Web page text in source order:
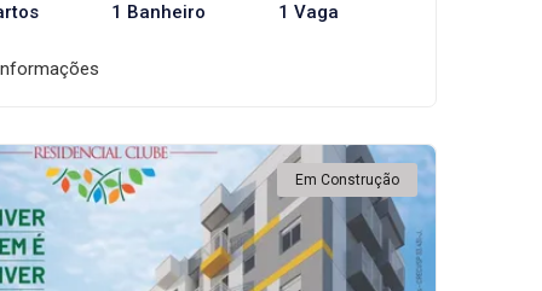
1 Banheiro 1 Vaga
Em Construção